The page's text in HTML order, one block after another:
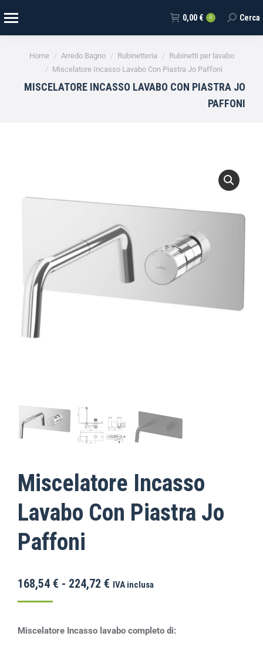
0,00 € 0 Cerca
Tu sei qui:
Home Arredo Bagno Rubinetteria
Rubinetti per lavabo
Miscelatore Incasso Lavabo Con Piastra Jo Paffoni
MISCELATORE INCASSO LAVABO CON PIASTRA JO
PAFFONI
Miscelatore Incasso
Lavabo Con Piastra Jo
Paffoni
168,54 € - 224,72 € IVA inclusa
Miscelatore Incasso lavabo completo di: